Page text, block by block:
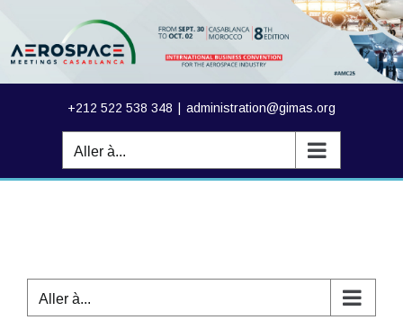
+212 522 538 348 administration@gimas.org
Aller à...
Aller à...